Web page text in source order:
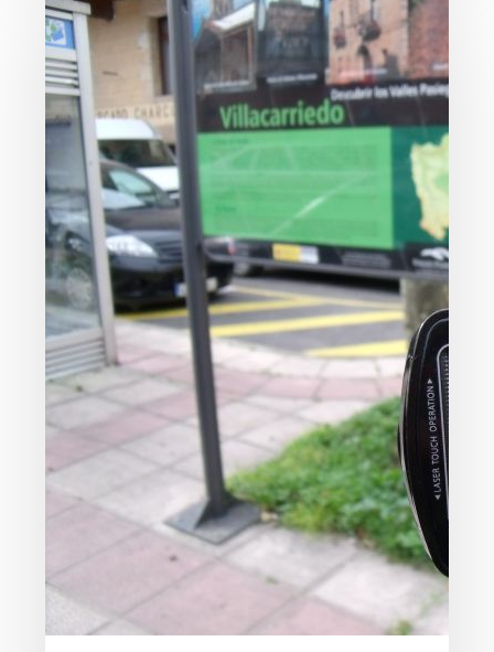
el
Servicio
Cultural
Audiovisual
Nuevas
Tecnologías
de
Valles
Pasiegos